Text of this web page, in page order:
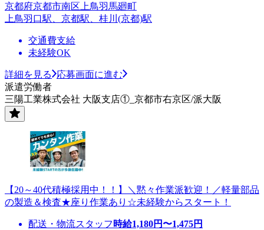
京都府京都市南区上鳥羽馬廻町
上鳥羽口駅、京都駅、桂川(京都)駅
交通費支給
未経験OK
詳細を見る
応募画面に進む
派遣労働者
三陽工業株式会社 大阪支店①_京都市右京区/派大阪
【20～40代積極採用中！！】＼黙々作業派歓迎！／軽量部品
の製造＆検査★座り作業あり☆未経験からスタート！
配送・物流スタッフ 時給1,180円〜1,475円